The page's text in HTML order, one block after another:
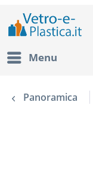
Menu
Panoramica